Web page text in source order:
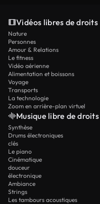
Vidéos libres de droits
Nature
Personnes
Amour & Relations
Le fitness
Vidéo aérienne
Alimentation et boissons
Voyage
Transports
La technologie
Zoom en arrière-plan virtuel
Musique libre de droits
Synthèse
Drums électroniques
clés
Le piano
Cinématique
douceur
électronique
Ambiance
Strings
Les tambours acoustiques